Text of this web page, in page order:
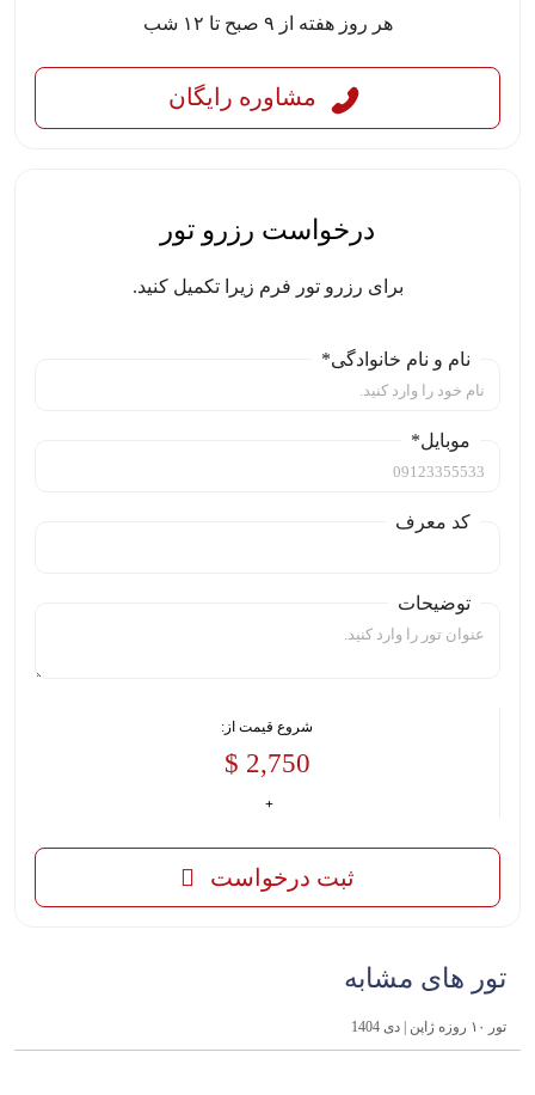
هر روز هفته از ۹ صبح تا ۱۲ شب
مشاوره رایگان
درخواست رزرو تور
برای رزرو تور فرم زیرا تکمیل کنید.
نام و نام خانوادگی*
موبایل*
کد معرف
توضیحات
شروع قیمت از:
2,750 $
ثبت درخواست
تور های مشابه
تور ۱۰ روزه ژاپن | دی 1404